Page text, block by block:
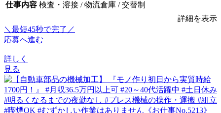
仕事内容 検査・溶接 / 物流倉庫 / 交替制
詳細を表示
＼最短45秒で完了／
応募へ進む
詳しく
見る